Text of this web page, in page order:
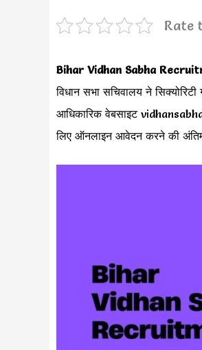
Rate
Bihar Vidhan Sabha
विधान सभा सचिवालय ने
आधिकारिक वेबसाइट
लिए ऑनलाइन आवेदन करने की